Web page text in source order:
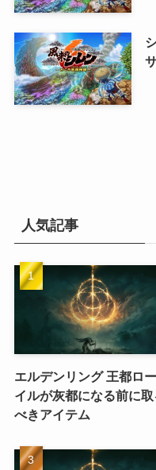
人気記事
エルデンリング 王都ロ
イルが灰都になる前に取
べきアイテム